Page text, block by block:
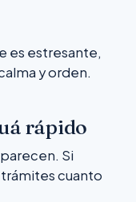
es estresante,
y orden.
rápido
Si
cuanto